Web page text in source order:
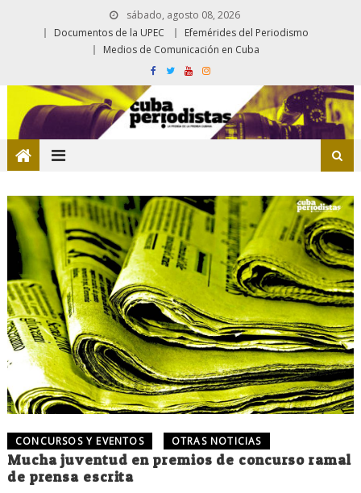
sábado, agosto 08, 2026
Documentos de la UPEC
Efemérides del Periodismo
Medios de Comunicación en Cuba
CONCURSOS Y EVENTOS OTRAS NOTICIAS
Mucha juventud en premios de concurso ramal
de prensa escrita